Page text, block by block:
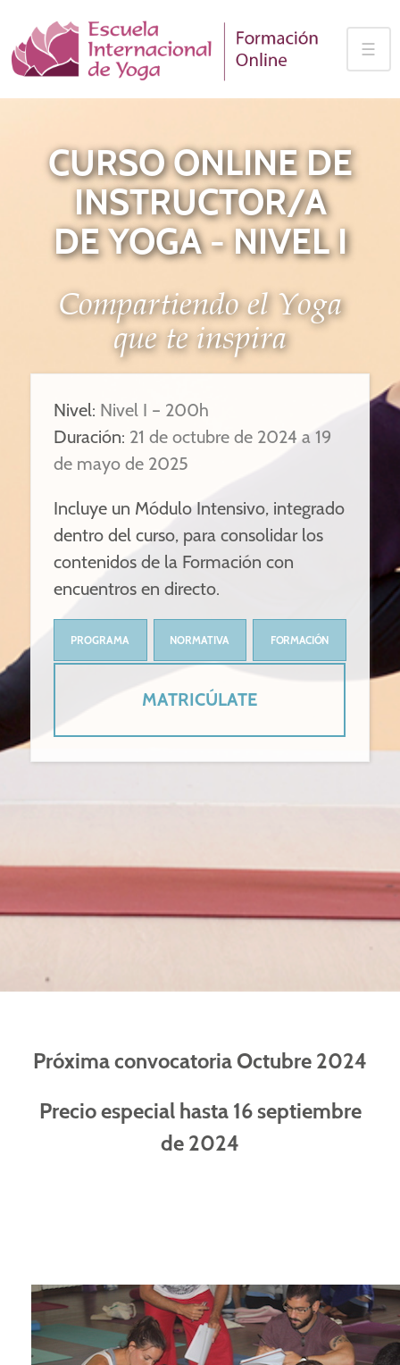
content
☰
CURSO ONLINE DE
INSTRUCTOR/A
DE YOGA - NIVEL I
Compartiendo el Yoga
que te inspira
Nivel: Nivel I – 200h
Duración: 21 de octubre de 2024 a 19
de mayo de 2025
Incluye un Módulo Intensivo, integrado
dentro del curso, para consolidar los
contenidos de la Formación con
encuentros en directo.
PROGRAMA NORMATIVA FORMACIÓN
MATRICÚLATE
Próxima convocatoria Octubre 2024
Precio especial hasta 16 septiembre
de 2024